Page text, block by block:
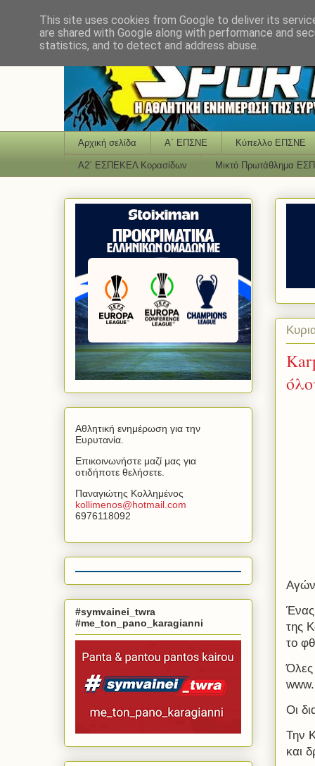
Αρχική σελίδα Α΄ ΕΠΣΝΕ Κύπελλο ΕΠΣΝΕ
Α2΄ ΕΣΠΕΚΕΛ Κορασίδων Μικτό Πρωτάθλημα
Ένας
της
το
Όλες
Οι
Την
και
Αθλητική ενημέρωση για την
Ευρυτανία.
Επικοινωνήστε μαζί μας για
οτιδήποτε θελήσετε.
Παναγιώτης Κολλημένος
kollimenos@hotmail com
6976118092
#symvainei_twra
#me_ton_pano_karagianni
This site uses cookies from Google to deliver its
are shared with Google along with performance and
statistics, and to detect and address abuse.